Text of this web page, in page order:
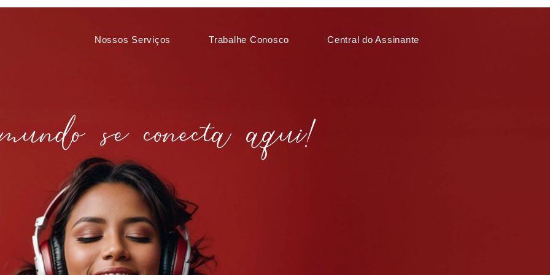
Nossos Serviços Trabalhe Conosco Central do Assinante
se conecta aqui!